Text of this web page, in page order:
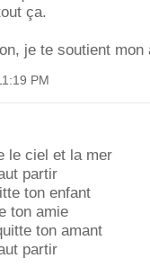
ça.
je te soutient mon
PM
le ciel et la mer
partir
ton enfant
ton amie
ton amant
partir